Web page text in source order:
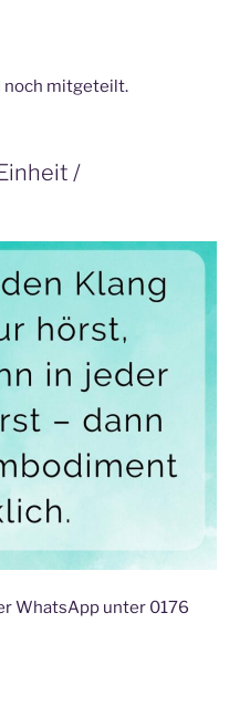
noch mitgeteilt.
/
WhatsApp unter 0176